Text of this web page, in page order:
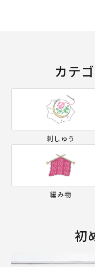
カテ
刺しゅう
編み物
初